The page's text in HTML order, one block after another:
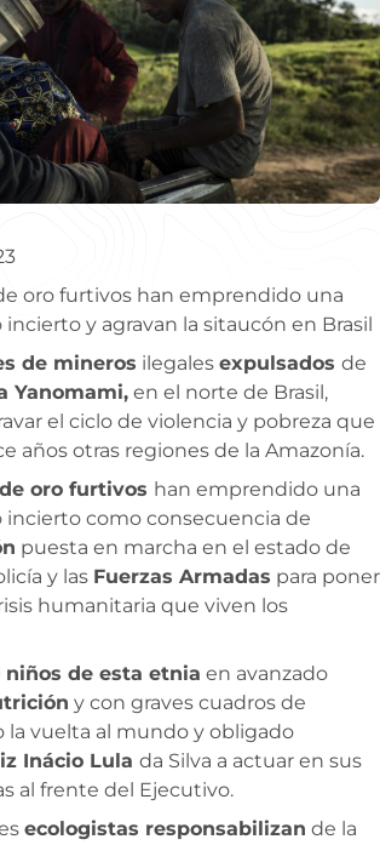
oro furtivos han emprendido una
y agravan la sitaucón en Brasil
de mineros ilegales expulsados de
Yanomami, en el norte de Brasil,
el ciclo de violencia y pobreza que
años otras regiones de la Amazonía.
oro furtivos han emprendido una
incierto como consecuencia de
puesta en marcha en el estado de
y las Fuerzas Armadas para poner
humanitaria que viven los
niños de esta etnia en avanzado
y con graves cuadros de
la vuelta al mundo y obligado
Inácio Lula da Silva a actuar en sus
al frente del Ejecutivo.
ecologistas responsabilizan de la